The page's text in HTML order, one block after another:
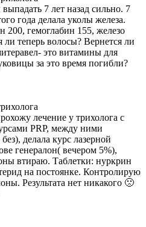
7 лет назад сильно. 7
года делала уколы железа.
200, гемоглабин 155, железо
ли теперь волосы? Вернется ли
это витамины для
за это время погибли?
лечение у трихолога с
PRP, между ними
делала курс лазерной
генералон( вечером 5%),
втираю. Таблетки: нуркрин
на постоянке. Контролирую
Результата нет никакого 🙁